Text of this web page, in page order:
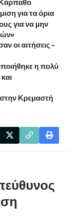
Κάρπαθο
για τα όρια
για να μην
οι αιτήσεις –
η πολύ
Κρεμαστή